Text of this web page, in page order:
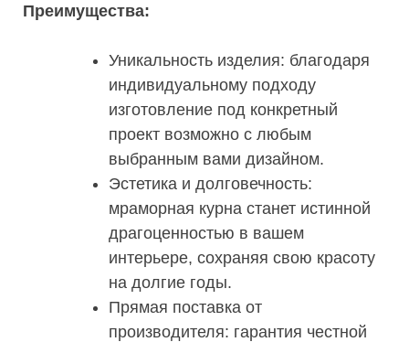
Преимущества:
Уникальность изделия: благодаря
индивидуальному подходу
изготовление под конкретный
проект возможно с любым
выбранным вами дизайном.
Эстетика и долговечность:
мраморная курна станет истинной
драгоценностью в вашем
интерьере, сохраняя свою красоту
на долгие годы.
Прямая поставка от
производителя: гарантия честной